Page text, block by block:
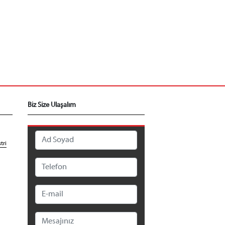
Biz Size Ulaşalım